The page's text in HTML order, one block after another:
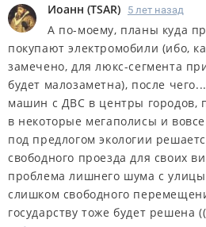
Иоанн (TSAR) 5 лет назад
А по-моему, планы куда
покупают электромобили (ибо,
замечено, для люкс-сегмента
будет малозаметна), после
машин с ДВС в центры городов,
в некоторые мегаполисы и
под предлогом экологии
свободного проезда для своих
проблема лишнего шума с
слишком свободного
государству тоже будет решена